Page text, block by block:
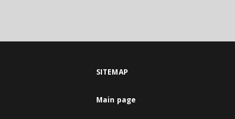
SITEMAP
Main page